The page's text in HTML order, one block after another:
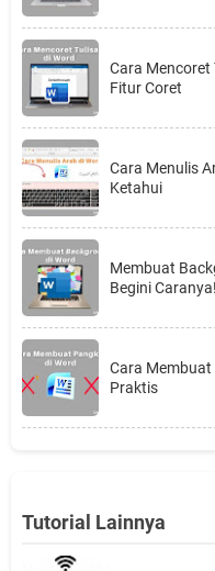
Cara Mencoret
Fitur Coret
Cara Menulis
Ketahui
Membuat
Begini Caranya!
Cara Membuat
Praktis
Tutorial Lainnya